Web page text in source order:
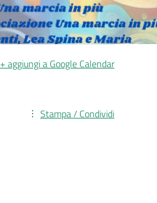
+ aggiungi a Google Calendar
Stampa / Condividi